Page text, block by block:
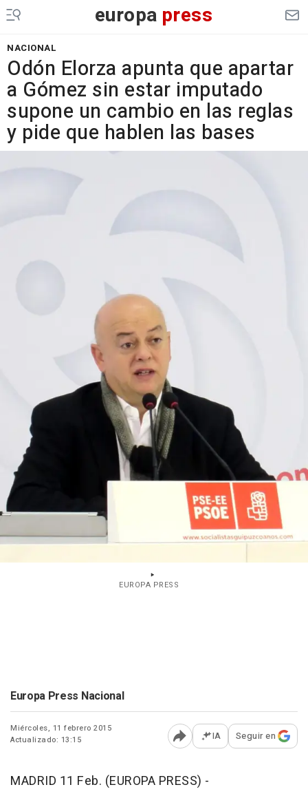
europa press
NACIONAL
Odón Elorza apunta que apartar
a Gómez sin estar imputado
supone un cambio en las reglas
y pide que hablen las bases
EUROPA PRESS
Europa Press Nacional
Miércoles, 11 febrero 2015
Actualizado: 13:15
Abrir opciones para
IA Seguir en
MADRID 11 Feb. (EUROPA PRESS) -